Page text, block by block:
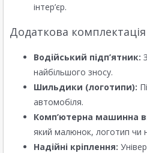
інтер’єр.
Додаткова комплектація
Водійський підп’ятник:
найбільшого зносу.
Шильдики (логотипи):
автомобіля.
Комп’ютерна машинна
який малюнок, логотип чи
Надійні кріплення: